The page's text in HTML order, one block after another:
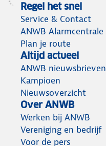
Regel het snel
Service & Contact
ANWB Alarmcentrale
Plan je route
Altijd actueel
ANWB nieuwsbrieven
Kampioen
Nieuwsoverzicht
Over ANWB
Werken bij ANWB
Vereniging en bedrijf
Voor de pers